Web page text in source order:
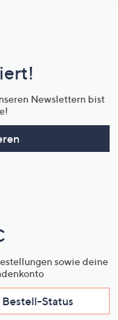
Newslettern bist
sowie deine
Bestell-Status